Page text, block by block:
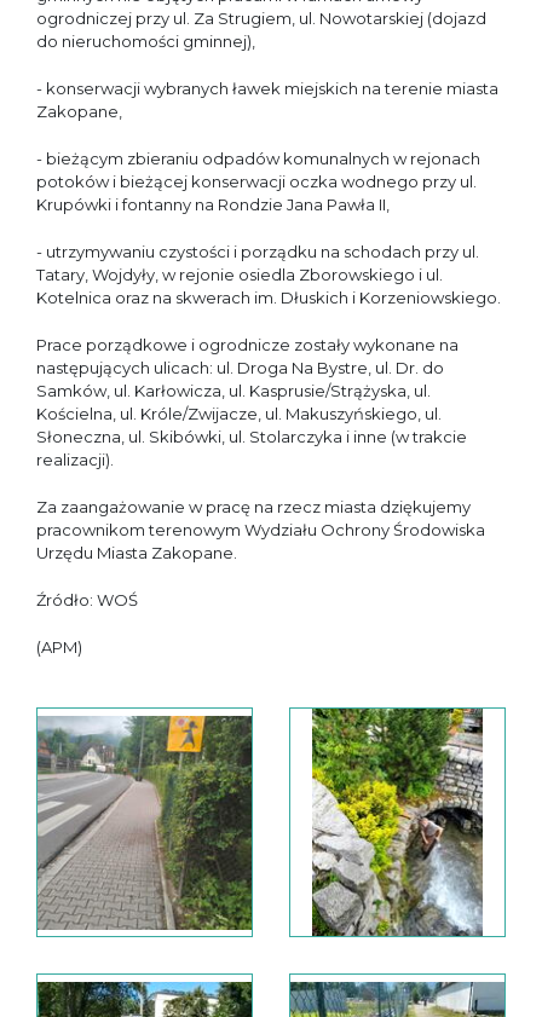
ogrodniczej przy ul. Za Strugiem, ul. Nowotarskiej (dojazd
do nieruchomości gminnej),
- konserwacji wybranych ławek miejskich na terenie miasta
Zakopane,
- bieżącym zbieraniu odpadów komunalnych w rejonach
potoków i bieżącej konserwacji oczka wodnego przy ul.
Krupówki i fontanny na Rondzie Jana Pawła II,
- utrzymywaniu czystości i porządku na schodach przy ul.
Tatary, Wojdyły, w rejonie osiedla Zborowskiego i ul.
Kotelnica oraz na skwerach im. Dłuskich i Korzeniowskiego.
Prace porządkowe i ogrodnicze zostały wykonane na
następujących ulicach: ul. Droga Na Bystre, ul. Dr. do
Samków, ul. Karłowicza, ul. Kasprusie/Strążyska, ul.
Kościelna, ul. Króle/Zwijacze, ul. Makuszyńskiego, ul.
Słoneczna, ul. Skibówki, ul. Stolarczyka i inne (w trakcie
realizacji).
Za zaangażowanie w pracę na rzecz miasta dziękujemy
pracownikom terenowym Wydziału Ochrony Środowiska
Urzędu Miasta Zakopane.
Źródło: WOŚ
(APM)